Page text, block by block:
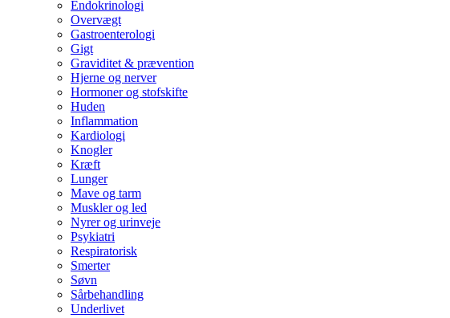
Endokrinologi
Overvægt
Gastroenterologi
Gigt
Graviditet & prævention
Hjerne og nerver
Hormoner og stofskifte
Huden
Inflammation
Kardiologi
Knogler
Kræft
Lunger
Mave og tarm
Muskler og led
Nyrer og urinveje
Psykiatri
Respiratorisk
Smerter
Søvn
Sårbehandling
Underlivet